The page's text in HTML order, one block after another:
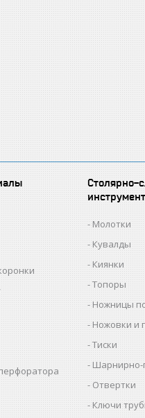
Столярно-
инструмент
Молотки
Кувалды
Киянки
Топоры
Ножницы
Ножовки и
Тиски
Шарнирно-
Отвертки
Ключи